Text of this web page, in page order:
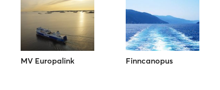
MV Europalink Finncanopus